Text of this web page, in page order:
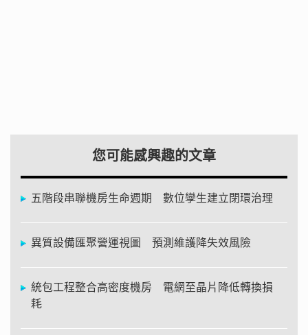
您可能感興趣的文章
五階段串聯機房生命週期 數位孿生建立閉環治理
異質設備匯聚營運視圖 預測維護降失效風險
統包工程整合高密度機房 電網至晶片降低轉換損
耗